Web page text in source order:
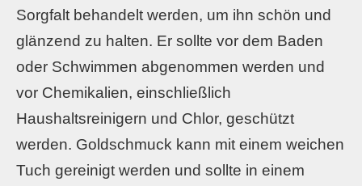
Sorgfalt behandelt werden, um ihn schön und
glänzend zu halten. Er sollte vor dem Baden
oder Schwimmen abgenommen werden und
vor Chemikalien, einschließlich
Haushaltsreinigern und Chlor, geschützt
werden. Goldschmuck kann mit einem weichen
Tuch gereinigt werden und sollte in einem